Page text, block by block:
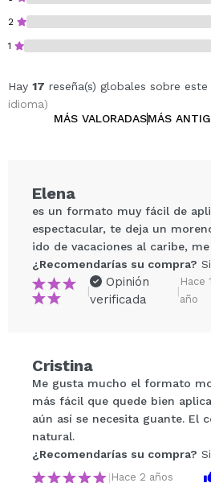
2
1
Hay 17 reseña(s) globales sobre
idioma)
MÁS VALORADASMÁS
Tu vídeo podría ser el
¿Recomendarías su
ENVIAR
Elena
es un formato muy fácil de
espectacular, te deja un
ido de vacaciones al caribe,
¿Recomendarías su compra? Si
|
Opinión
verificada
|
Hace 1
año
Cristina
Me gusta mucho el formato
más fácil que quede bien
aún así se necesita guante. El
natural.
¿Recomendarías su compra? Si
| Hace 2 años